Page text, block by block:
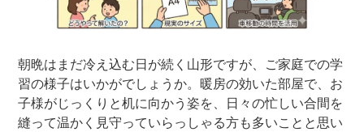
朝晩はまだ冷え込む日が続く山形ですが、ご家庭での学
習の様子はいかがでしょうか。暖房の効いた部屋で、お
子様がじっくりと机に向かう姿を、日々の忙しい合間を
縫って温かく見守っていらっしゃる方も多いことと思い